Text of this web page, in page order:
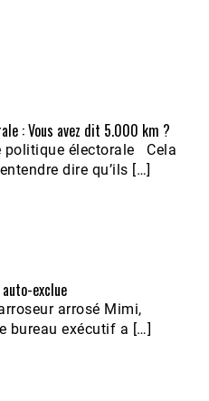
: Vous avez dit 5.000 km ?
politique électorale Cela
dire qu’ils […]
exclue
arrosé Mimi,
bureau exécutif a […]